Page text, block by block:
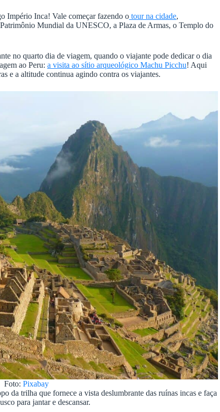
Império Inca! Vale começar fazendo o tour na cidade,
Mundial da UNESCO, a Plaza de Armas, o Templo do
no quarto dia de viagem, quando o viajante pode dedicar o dia
ao Peru: a visita ao sítio arqueológico Machu Picchu! Aqui
e a altitude continua agindo contra os viajantes.
Foto:Pixabay
da trilha que fornece a vista deslumbrante das ruínas incas e faça
para jantar e descansar.